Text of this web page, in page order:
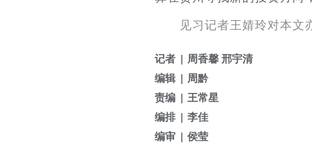
见习记者王婧玲对本文
记者
周香馨 邢宇清
编辑
周黔
责编
王常星
编排
李佳
编审
侯莹